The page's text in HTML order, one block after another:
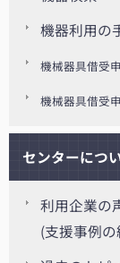
機器利用の
機械器具借受
機械器具借受
センターにつ
利用企業の
(支援事例の